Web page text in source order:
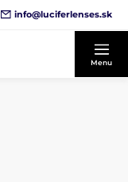
info@luciferlenses.sk
Menu